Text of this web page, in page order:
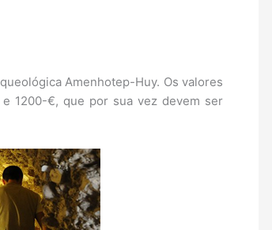
Amenhotep-Huy. Os valores
1200-€, que por sua vez devem ser